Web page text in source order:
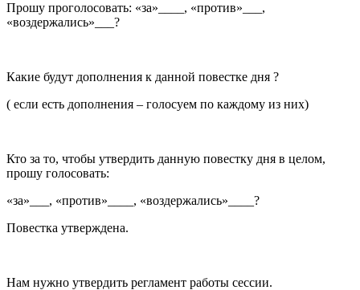
Прошу проголосовать: «за»­­­­­­­____, «против»___,
«воздержались»___?
Какие будут дополнения к данной повестке дня ?
( если есть дополнения – голосуем по каждому из них)
Кто за то, чтобы утвердить данную повестку дня в целом,
прошу голосовать:
«за»___, «против»____, «воздержались»____?
Повестка утверждена.
Нам нужно утвердить регламент работы сессии.